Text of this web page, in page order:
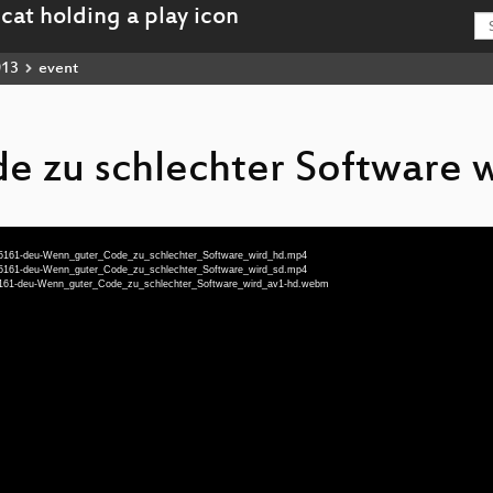
event
zu schlechter Software
deu-Wenn_guter_Code_zu_schlechter_Software_wird_hd.mp4
deu-Wenn_guter_Code_zu_schlechter_Software_wird_sd.mp4
deu-Wenn_guter_Code_zu_schlechter_Software_wird_av1-hd.webm